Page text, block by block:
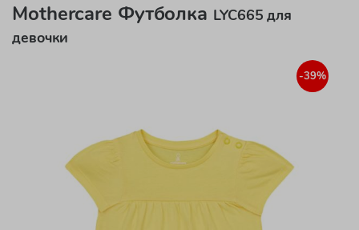
Mothercare Футболка LYC665 для
девочки
-39%